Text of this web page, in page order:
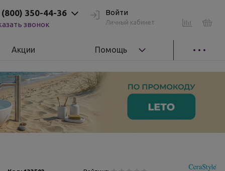
(800) 350-44-36
звонок
Войти
Личный кабинет
Акции Помощь